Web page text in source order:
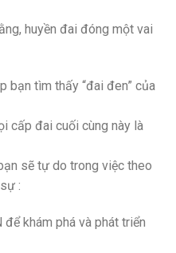
huyền đai đóng một vai
bạn tìm thấy “đai đen” của
cấp đai cuối cùng này là
sẽ tự do trong việc theo
:
khám phá và phát triển